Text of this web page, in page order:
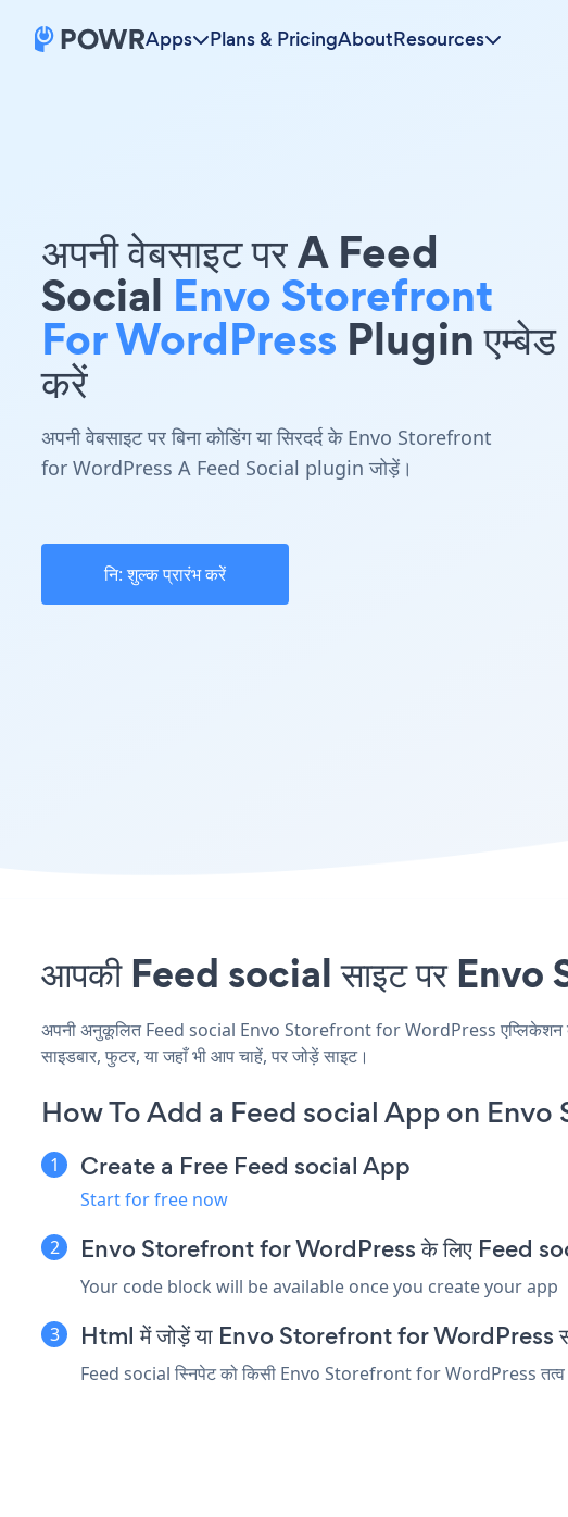
Apps Plans & PricingAboutResources
अपनी वेबसाइट पर A Feed
Social Envo Storefront
For WordPress Plugin एम्बेड
करें
अपनी वेबसाइट पर बिना कोडिंग या सिरदर्द के Envo Storefront
for WordPress A Feed Social plugin जोड़ें।
नि: शुल्क प्रारंभ करें
आपकी Feed social साइट पर Envo
अपनी अनुकूलित Feed social Envo Storefront for WordPress एप्लिकेशन
साइडबार, फुटर, या जहाँ भी आप चाहें, पर जोड़ें साइट।
How To Add a Feed social App on
Create a Free Feed social App
Start for free now
Envo Storefront for WordPress के लिए Feed
Your code block will be available once you create your app
Html में जोड़ें या Envo Storefront for WordPress
Feed social स्निपेट को किसी Envo Storefront for WordPress तत्व